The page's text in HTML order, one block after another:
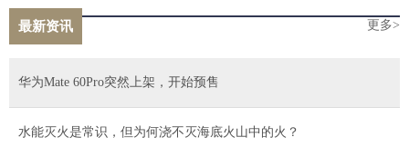
最新资讯 更多>
华为Mate 60Pro突然上架，开始预售
水能灭火是常识，但为何浇不灭海底火山中的火？